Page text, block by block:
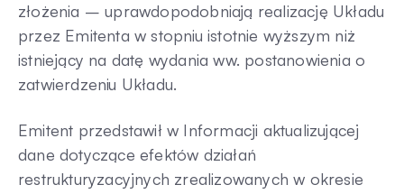
złożenia – uprawdopodobniają realizację Układu
przez Emitenta w stopniu istotnie wyższym niż
istniejący na datę wydania ww. postanowienia o
zatwierdzeniu Układu.
Emitent przedstawił w Informacji aktualizującej
dane dotyczące efektów działań
restrukturyzacyjnych zrealizowanych w okresie